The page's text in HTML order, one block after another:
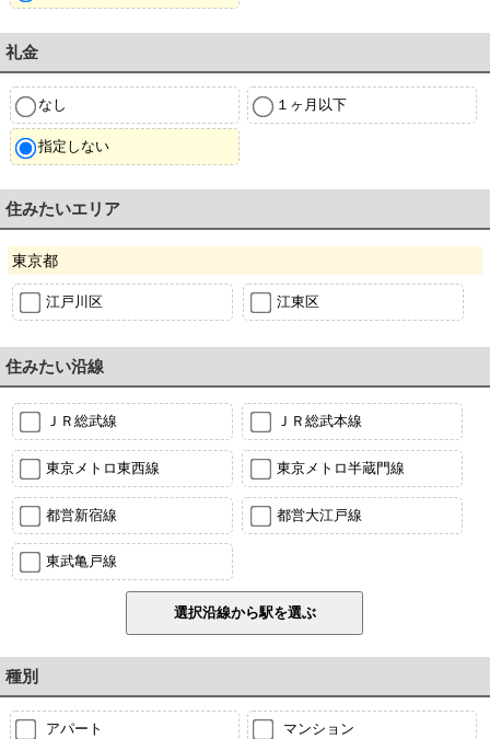
礼金
なし １ヶ月以下
指定しない
住みたいエリア
東京都
江戸川区 江東区
住みたい沿線
ＪＲ総武線 ＪＲ総武本線
東京メトロ東西線 東京メトロ半蔵門線
都営新宿線 都営大江戸線
東武亀戸線
種別
アパート マンション